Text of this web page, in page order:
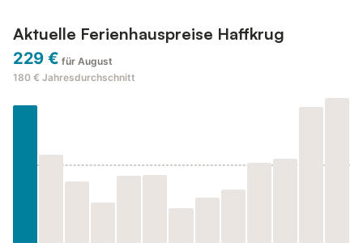
Aktuelle Ferienhauspreise Haffkrug
229 € für August
180 € Jahresdurchschnitt